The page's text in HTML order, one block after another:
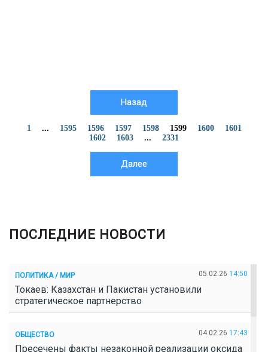
Назад
1 ... 1595 1596 1597 1598 1599 1600
1601
1602
1603 ... 2331
Далее
ПОСЛЕДНИЕ НОВОСТИ
ПОЛИТИКА / МИР 05.02.26 14:50
Токаев: Казахстан и Пакистан установили
стратегическое партнерство
ОБЩЕСТВО 04.02.26 17:43
Пресечены факты незаконной реализации оксида